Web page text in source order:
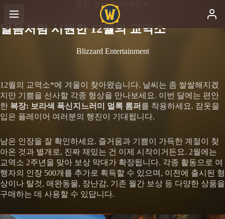
월드 오브 워크래프트
얼음처럼 시원한 12월의 교역소
Blizzard Entertainment
12월의 교역소*에 겨울이 찾아왔습니다. 날씨는 좀 쌀쌀해지겠
지만 기쁨을 선사할 각종 형상을 만나보세요. 이번 달에는 편안
한 복장: 보라색 폭신지느러미 멀록 롬퍼 를 착용하세요. 잠옷을
입은 플레이어 여러분의 행진이 기대됩니다.
남은 인장을 잘 확인하세요. 즐거움과 기쁨이 가득한 계절이 찾
아온 것과 별개로, 진짜 재밌는 건 이제 시작이거든요. 2월에는
교역소 2주년을 맞아 보상 막대가 확장됩니다. 각종 활동으로 여
행자의 인장 500개를 추가로 획득할 수 있으며, 이전에 출시된 형
상이나 탈것, 애완동물, 장난감, 기존 월간 보상 등 다양한 상품을
구매하는 데 사용할 수 있답니다.